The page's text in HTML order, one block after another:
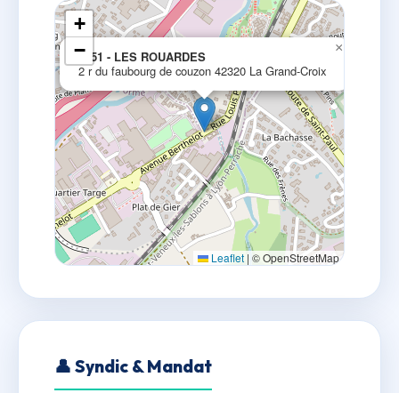
1351 - LES ROUARDES
2 r du faubourg de couzon 42320 La Grand-Croix
×
+
−
Leaflet | © OpenStreetMap
👤 Syndic & Mandat